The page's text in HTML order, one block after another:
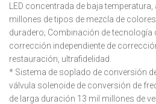
LED concentrada de baja
millones de tipos de mezcla de
duradero; Combinación de tecnología
corrección independiente de
restauración, ultrafidelidad.
* Sistema de soplado de conversión
válvula solenoide de conversión de
de larga duración 13 mil millones de